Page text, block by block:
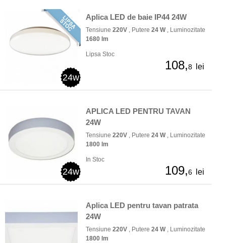
24w
Aplica LED de baie IP44 24W
Tensiune 220V , Putere 24 W, Luminozitate
1680 lm
Lipsa Stoc
108,8 lei
24w
APLICA LED PENTRU TAVAN
24W
Tensiune 220V , Putere 24 W, Luminozitate
1800 lm
In Stoc
109,6 lei
Aplica LED pentru tavan patrata
24W
Tensiune 220V , Putere 24 W, Luminozitate
1800 lm